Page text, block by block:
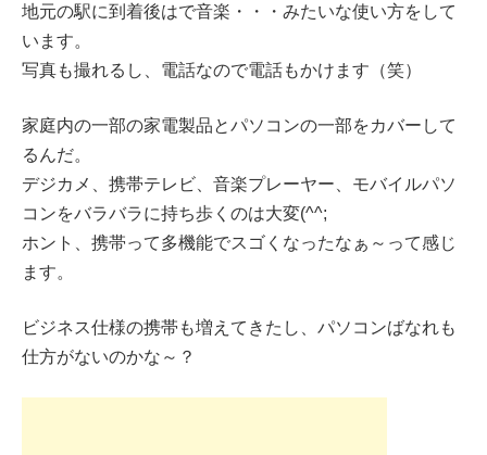
地元の駅に到着後はで音楽・・・みたいな使い方をして
います。
写真も撮れるし、電話なので電話もかけます（笑）
家庭内の一部の家電製品とパソコンの一部をカバーして
るんだ。
デジカメ、携帯テレビ、音楽プレーヤー、モバイルパソ
コンをバラバラに持ち歩くのは大変(^^;
ホント、携帯って多機能でスゴくなったなぁ～って感じ
ます。
ビジネス仕様の携帯も増えてきたし、パソコンばなれも
仕方がないのかな～？